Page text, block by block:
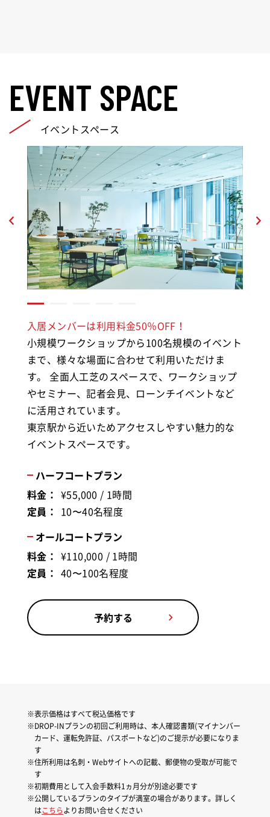
EVENT SPACE
イベントスペース
入居メンバーは利用料金50％OFF！
小規模ワークショップから100名規模のイベント
まで、様々な場面に合わせて利用いただけま
す。 全面人工芝のスペースで、ワークショップ
やセミナー、記者会見、ローンチイベントなど
に活用されています。
東京駅から近いためアクセスしやすい魅力的な
イベントスペースです。
ハーフコートプラン
料金： ¥55,000 / 1時間
定員： 10〜40名程度
オールコートプラン
料金： ¥110,000 / 1時間
定員： 40〜100名程度
予約する
表示価格はすべて税込価格です
DROP-INプランの初回ご利用時は、本人確認書類(マイナンバー
カード、運転免許証、パスポートなど)のご提示が必要になりま
す
住所利用は名刺・Webサイトへの記載、郵便物の受取が可能で
す
初期費用として入会手数料1ヵ月分が別途必要です
公開しているプランのタイプが満室の場合があります。詳しく
はこちらよりお問い合せください